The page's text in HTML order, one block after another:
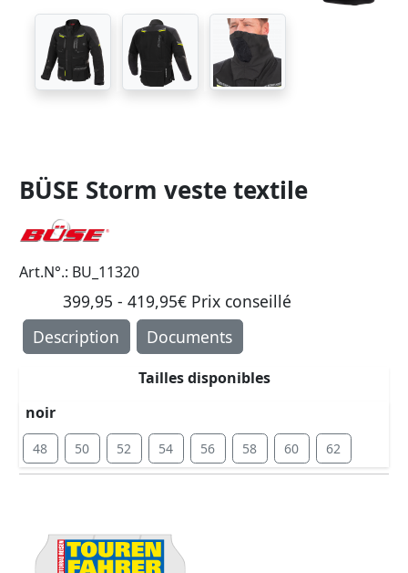
BÜSE Storm veste textile
Art.N°.: BU_11320
399,95 - 419,95€ Prix ​​conseillé
Description
Documents
Tailles disponibles
noir
48 50 52 54 56 58 60 62